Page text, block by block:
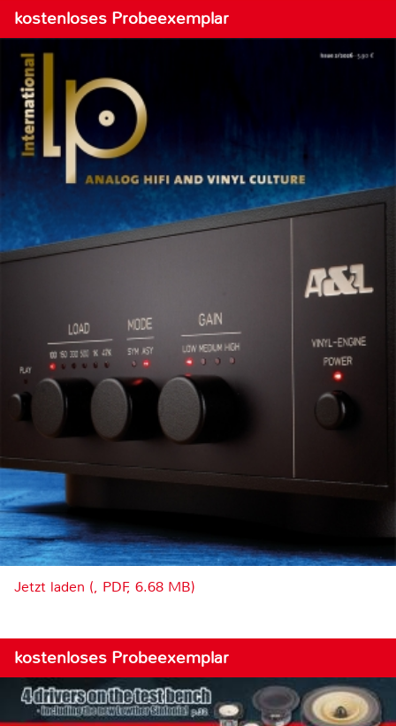
kostenloses Probeexemplar
Jetzt laden (, PDF, 6.68 MB)
kostenloses Probeexemplar